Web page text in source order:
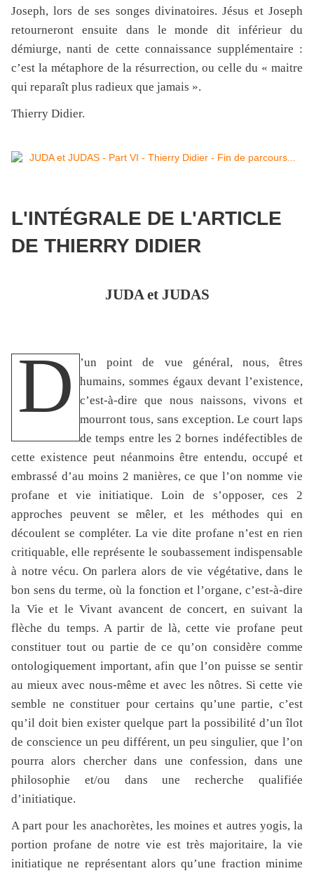
Joseph, lors de ses songes divinatoires. Jésus et Joseph
retourneront ensuite dans le monde dit inférieur du
démiurge, nanti de cette connaissance supplémentaire :
c’est la métaphore de la résurrection, ou celle du « maitre
qui reparaît plus radieux que jamais ».
Thierry Didier.
L'INTÉGRALE DE L'ARTICLE
DE THIERRY DIDIER
JUDA et JUDAS
D
’un point de vue général, nous, êtres
humains, sommes égaux devant l’existence,
c’est-à-dire que nous naissons, vivons et
mourront tous, sans exception. Le court laps
de temps entre les 2 bornes indéfectibles de
cette existence peut néanmoins être entendu, occupé et
embrassé d’au moins 2 manières, ce que l’on nomme vie
profane et vie initiatique. Loin de s’opposer, ces 2
approches peuvent se mêler, et les méthodes qui en
découlent se compléter. La vie dite profane n’est en rien
critiquable, elle représente le soubassement indispensable
à notre vécu. On parlera alors de vie végétative, dans le
bon sens du terme, où la fonction et l’organe, c’est-à-dire
la Vie et le Vivant avancent de concert, en suivant la
flèche du temps. A partir de là, cette vie profane peut
constituer tout ou partie de ce qu’on considère comme
ontologiquement important, afin que l’on puisse se sentir
au mieux avec nous-même et avec les nôtres. Si cette vie
semble ne constituer pour certains qu’une partie, c’est
qu’il doit bien exister quelque part la possibilité d’un îlot
de conscience un peu différent, un peu singulier, que l’on
pourra alors chercher dans une confession, dans une
philosophie et/ou dans une recherche qualifiée
d’initiatique.
A part pour les anachorètes, les moines et autres yogis, la
portion profane de notre vie est très majoritaire, la vie
initiatique ne représentant alors qu’une fraction minime